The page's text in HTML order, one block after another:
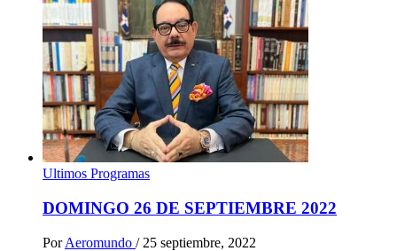
Ultimos Programas
DOMINGO 26 DE SEPTIEMBRE 2022
Por Aeromundo / 25 septiembre, 2022